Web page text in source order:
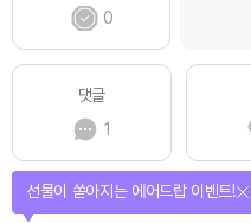
0
댓글
1
선물이 쏟아지는 에어드랍 이벤트!